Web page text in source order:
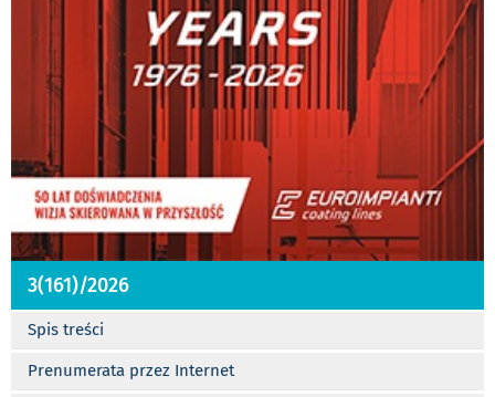
3(161)/2026
Spis treści
Prenumerata przez Internet